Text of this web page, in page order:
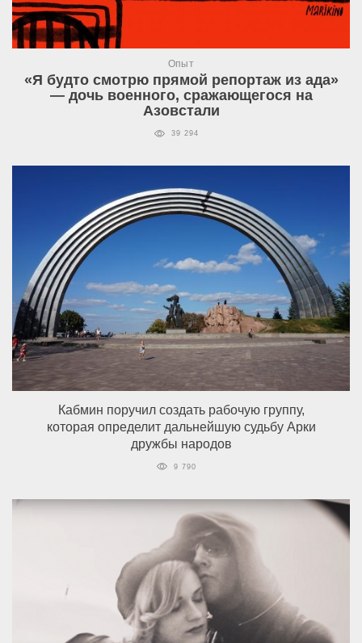
Опыт
«Я будто смотрю прямой репортаж из ада»
— дочь военного, сражающегося на
Азовстали
39 294
Кабмин поручил создать рабочую группу,
которая определит дальнейшую судьбу Арки
дружбы народов
9 790